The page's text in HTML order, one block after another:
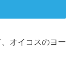
オイコスのヨー